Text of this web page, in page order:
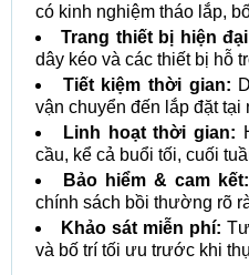
có kinh nghiệm tháo lắp,
Trang thiết bị hiện
dây kéo và các thiết bị hỗ
Tiết kiệm thời gian:
vận chuyển đến lắp đặt tại
Linh hoạt thời gian:
cầu, kể cả buổi tối, cuối
Bảo hiểm & cam kết:
chính sách bồi thường rõ
Khảo sát miễn phí:
và bố trí tối ưu trước khi